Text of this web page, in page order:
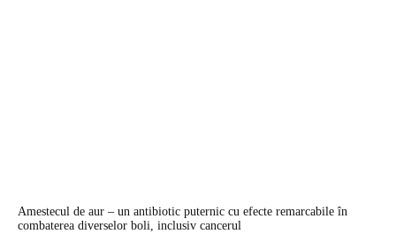
Amestecul de aur – un antibiotic puternic cu efecte remarcabile în
combaterea diverselor boli, inclusiv cancerul